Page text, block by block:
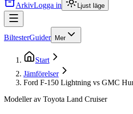
ArkivLogga in Ljust läge
BiltesterGuider Mer
Start
Jämförelser
Ford F-150 Lightning vs GMC
Modeller av Toyota Land Cruiser